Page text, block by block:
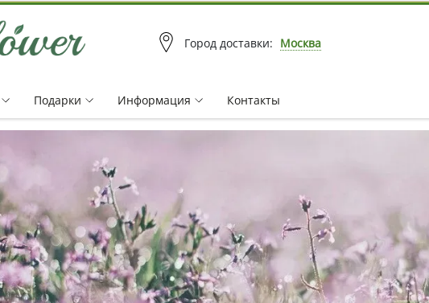
Город доставки: Москва
Подарки Информация Контакты